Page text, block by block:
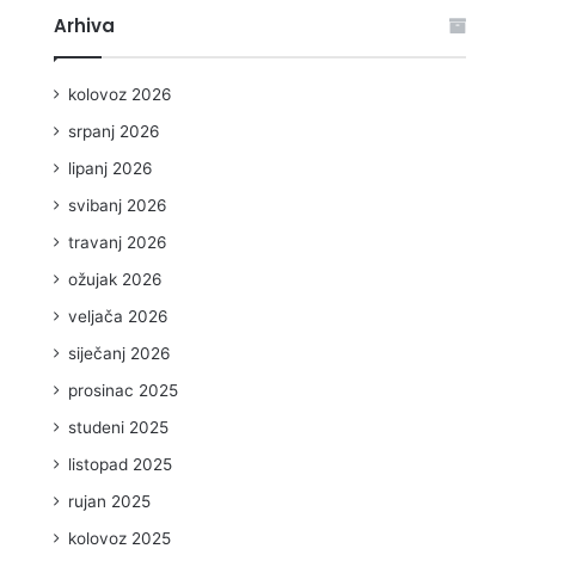
Arhiva
kolovoz 2026
srpanj 2026
lipanj 2026
svibanj 2026
travanj 2026
ožujak 2026
veljača 2026
siječanj 2026
prosinac 2025
studeni 2025
listopad 2025
rujan 2025
kolovoz 2025